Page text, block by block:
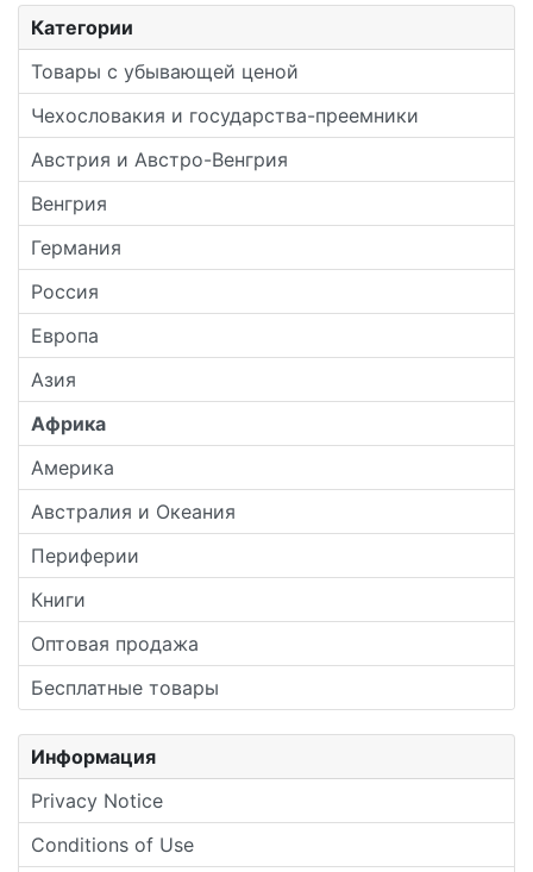
Категории
Товары с убывающей ценой
Чехословакия и государства-преемники
Австрия и Австро-Венгрия
Венгрия
Германия
Россия
Европа
Азия
Африка
Америка
Австралия и Океания
Периферии
Книги
Оптовая продажа
Бесплатные товары
Информация
Privacy Notice
Conditions of Use